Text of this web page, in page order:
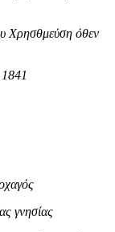
όθεν
γνησίας